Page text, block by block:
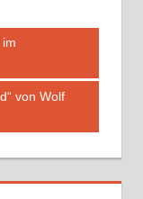
von Wolf